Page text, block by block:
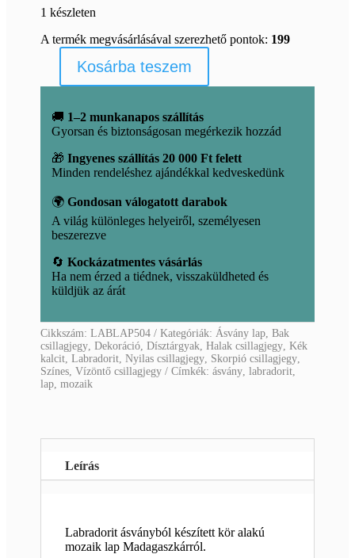
1 készleten
A termék megvásárlásával szerezhető pontok: 199
Labradorit
lap
Kosárba teszem
🚚 1–2 munkanapos szállítás
Gyorsan és biztonságosan megérkezik hozzád
🎁Ingyenes szállítás 20 000 Ft felett
Minden rendeléshez ajándékkal kedveskedünk
🌍Gondosan válogatott darabok
A világ különleges helyeiről, személyesen
beszerezve
🔄Kockázatmentes vásárlás
Ha nem érzed a tiédnek, visszaküldheted és
küldjük az árát
Cikkszám:LABLAP504 Kategóriák: Ásvány lap ,Bak
csillagjegy ,Dekoráció ,Dísztárgyak ,Halak csillagjegy ,Kék
kalcit ,Labradorit ,Nyilas csillagjegy Skorpió csillagjegy
Színes ,Vízöntő csillagjegy Címkék:ásvány ,labradorit
lap ,mozaik
Leírás
Labradorit ásványból készített kör alakú
mozaik lap Madagaszkárról.